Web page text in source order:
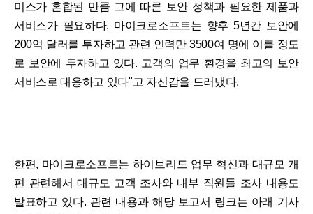
미스가 혼합된 만큼 그에 따른 보안 정책과 필요한 제품과
서비스가 필요하다. 마이크로소프트는 향후 5년간 보안에
200억 달러를 투자하고 관련 인력만 3500여 명에 이를 정도
로 보안에 투자하고 있다. 고객의 업무 환경을 최고의 보안
서비스로 대응하고 있다"고 자신감을 드러냈다.
한편, 마이크로소프트는 하이브리드 업무 혁신과 대규모 개
편 관련해서 대규모 고객 조사와 내부 직원들 조사 내용도
발표하고 있다. 관련 내용과 해당 보고서 링크는 아래 기사